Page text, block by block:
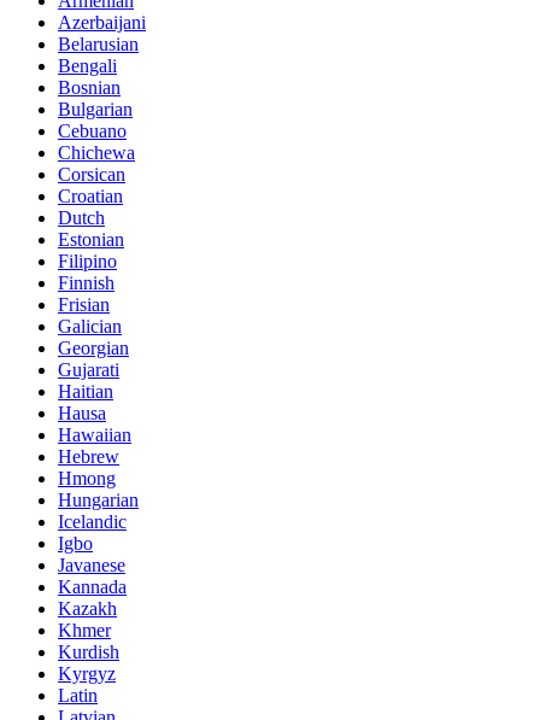
Azerbaijani
Belarusian
Bengali
Bosnian
Bulgarian
Cebuano
Chichewa
Corsican
Croatian
Dutch
Estonian
Filipino
Finnish
Frisian
Galician
Georgian
Gujarati
Haitian
Hausa
Hawaiian
Hebrew
Hmong
Hungarian
Icelandic
Igbo
Javanese
Kannada
Kazakh
Khmer
Kurdish
Kyrgyz
Latin